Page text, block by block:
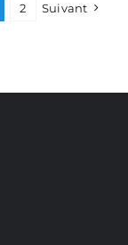
2 Suivant